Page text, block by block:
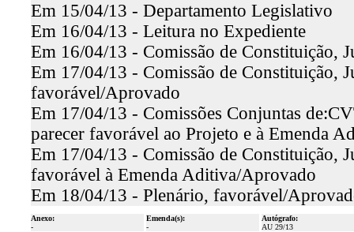
Em 15/04/13 - Departamento Legislativo
Em 16/04/13 - Leitura no Expediente
Em 16/04/13 - Comissão de Constituição,
Em 17/04/13 - Comissão de Constituição,
favorável/Aprovado
Em 17/04/13 - Comissões Conjuntas
parecer favorável ao Projeto e à Emenda
Em 17/04/13 - Comissão de Constituição,
favorável à Emenda Aditiva/Aprovado
Em 18/04/13 - Plenário, favorável/
Anexo:
-
Emenda(s):
-
Autógrafo:
AU 29/13